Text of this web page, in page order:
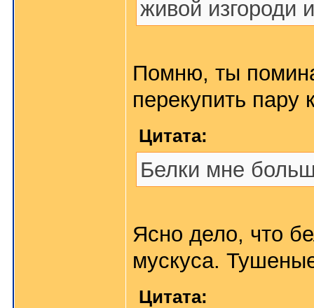
живой изгороди
Помню, ты
перекупить пару
Цитата:
Белки мне
Ясно дело, что
мускуса.
Цитата: